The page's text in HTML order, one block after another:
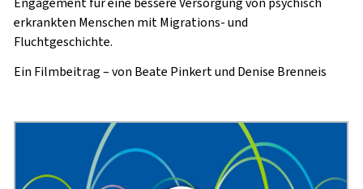
erkrankten Menschen mit Migrations- und
Fluchtgeschichte.
Ein Filmbeitrag – von Beate Pinkert und Denise Brenneis